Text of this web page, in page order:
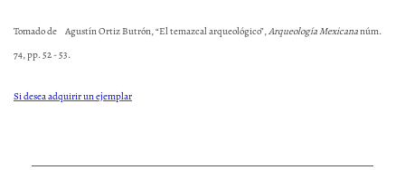
Tomado de Agustín Ortiz Butrón, “El temazcal arqueológico”,Arqueología Mexicananúm.
74, pp. 52 - 53.
Si desea adquirir un ejemplar